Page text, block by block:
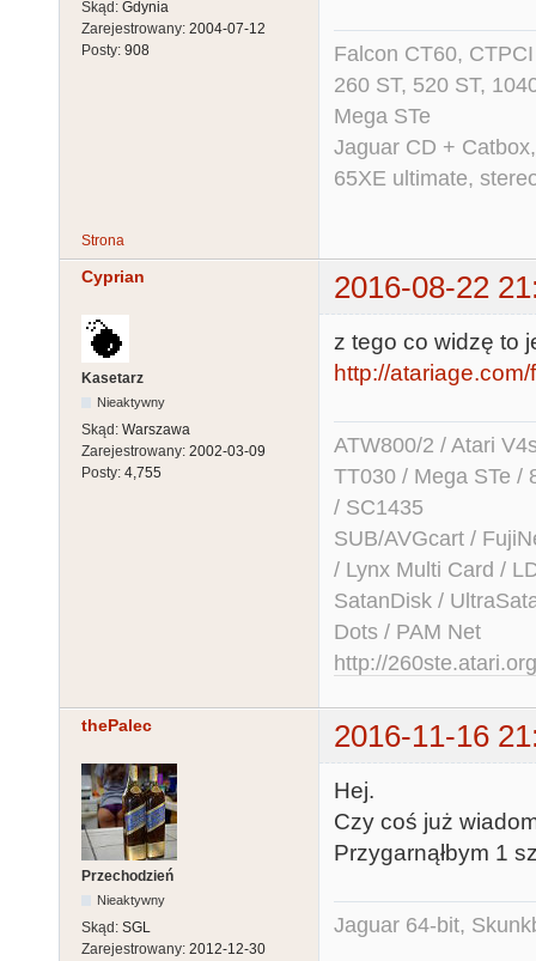
Skąd: Gdynia
Zarejestrowany: 2004-07-12
Posty: 908
Falcon CT60,
260 ST, 520 ST,
Mega STe
Jaguar CD +
65XE ultimate,
Strona
Cyprian 2016-08-22
Kasetarz
Nieaktywny
Skąd: Warszawa
Zarejestrowany: 2002-03-09
Posty: 4,755
z tego co widzę to
http://
ATW800/2 / Atari
TT030 / Mega STe /
/ SC1435
SUB/AVGcart /
/ Lynx Multi Card /
SatanDisk /
Dots / PAM Net
http://260ste.atari.org
thePalec 2016-11-16
Przechodzień
Nieaktywny
Skąd: SGL
Zarejestrowany: 2012-12-30
Hej.
Czy coś już
Przygarnąłbym 1
Jaguar 64-bit,